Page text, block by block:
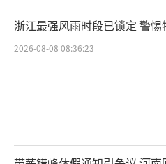
浙江最强风雨时段已锁定 警惕
2026-08-08 08:36:23